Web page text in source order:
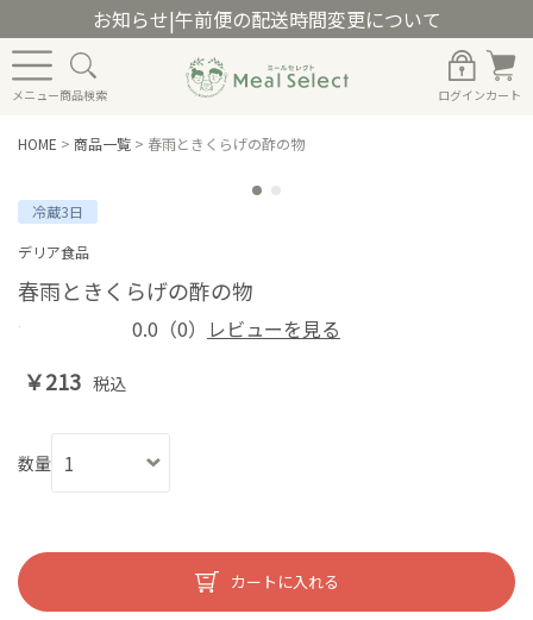
お知らせ|午前便の配送時間変更について
メニュー商品検索 ログインカート
HOME > 商品一覧 > 春雨ときくらげの酢の物
冷蔵3日
デリア食品
春雨ときくらげの酢の物
0.0 （0） レビューを見る
￥213 税込
数量
カートに入れる